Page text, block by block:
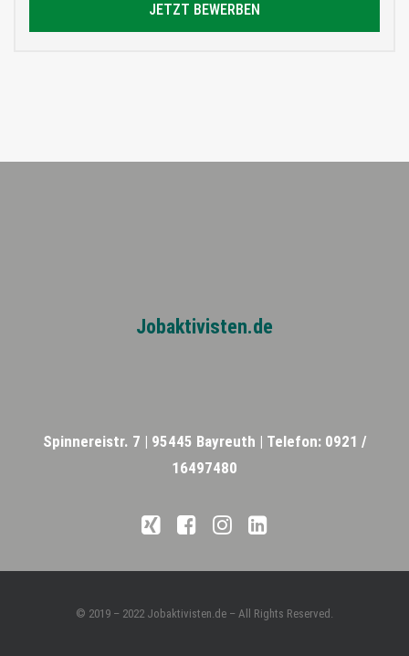
JETZT BEWERBEN
Jobaktivisten.de
Spinnereistr. 7 | 95445 Bayreuth | Telefon: 0921 /
16497480
© 2019 – 2022 Jobaktivisten.de – All Rights Reserved.